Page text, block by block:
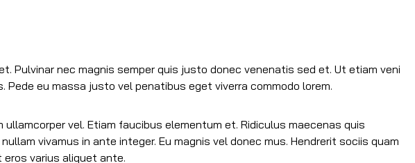
Pulvinar nec magnis semper quis justo donec venenatis sed et. Ut etiam veni
Pede eu massa justo vel penatibus eget viverra commodo lorem.
vel. Etiam faucibus elementum et. Ridiculus maecenas quis
vivamus in ante integer. Eu magnis vel donec mus. Hendrerit sociis quam
eros varius aliquet ante.